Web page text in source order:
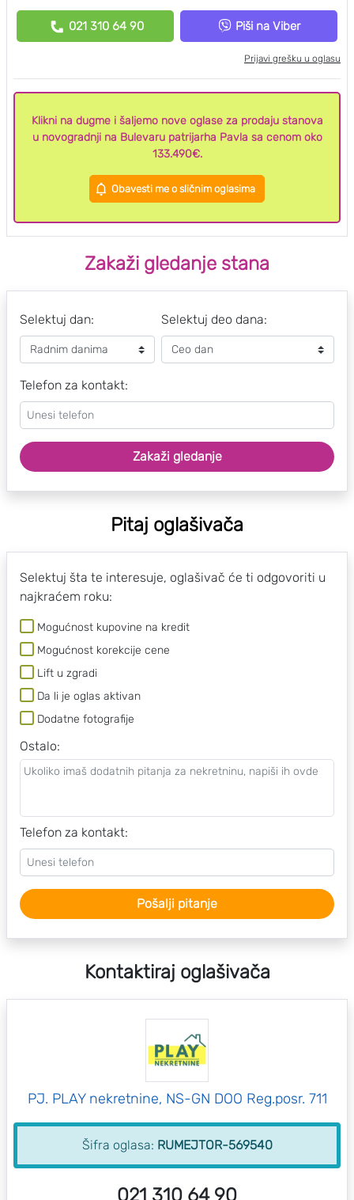
021 310 64 90 Piši na Viber
Prijavi grešku u oglasu
Klikni na dugme i šaljemo nove oglase za prodaju stanova
u novogradnji na Bulevaru patrijarha Pavla sa cenom oko
133.490€.
Obavesti me o sličnim oglasima
Zakaži gledanje stana
Selektuj dan: Selektuj deo dana:
Telefon za kontakt:
Zakaži gledanje
Pitaj oglašivača
Selektuj šta te interesuje, oglašivač će ti odgovoriti u
najkraćem roku:
Mogućnost kupovine na kredit
Mogućnost korekcije cene
Lift u zgradi
Da li je oglas aktivan
Dodatne fotografije
Ostalo:
Telefon za kontakt:
Pošalji pitanje
Kontaktiraj oglašivača
PJ. PLAY nekretnine, NS-GN DOO Reg.posr. 711
Šifra oglasa: RUMEJTOR-569540
021 310 64 90